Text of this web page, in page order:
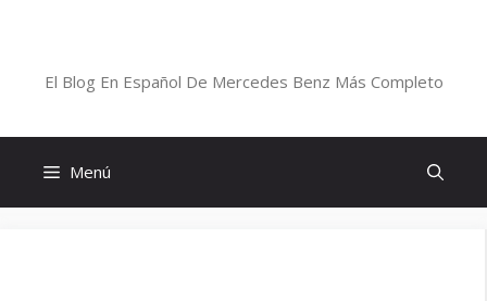
El Blog En Español De Mercedes Benz Más Completo
Menú